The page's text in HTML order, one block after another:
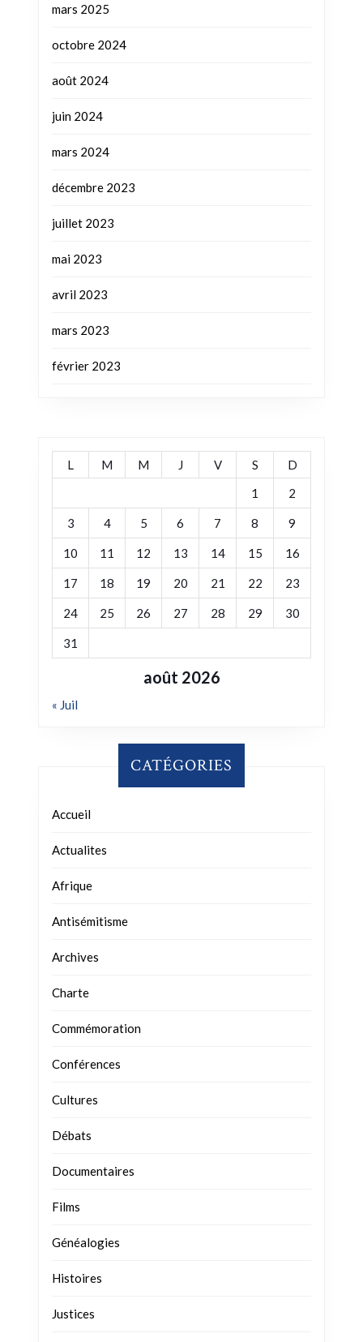
mars 2025
octobre 2024
août 2024
juin 2024
mars 2024
décembre 2023
juillet 2023
mai 2023
avril 2023
mars 2023
février 2023
août 2026
L M M J V S
D
1
2
3 4 5 6 7 8 9
10 11 12 13 14 15 16
17 18 19 20 21 22 23
24 25 26 27 28 29 30
31
« Juil
CATÉGORIES
Accueil
Actualites
Afrique
Antisémitisme
Archives
Charte
Commémoration
Conférences
Cultures
Débats
Documentaires
Films
Généalogies
Histoires
Justices